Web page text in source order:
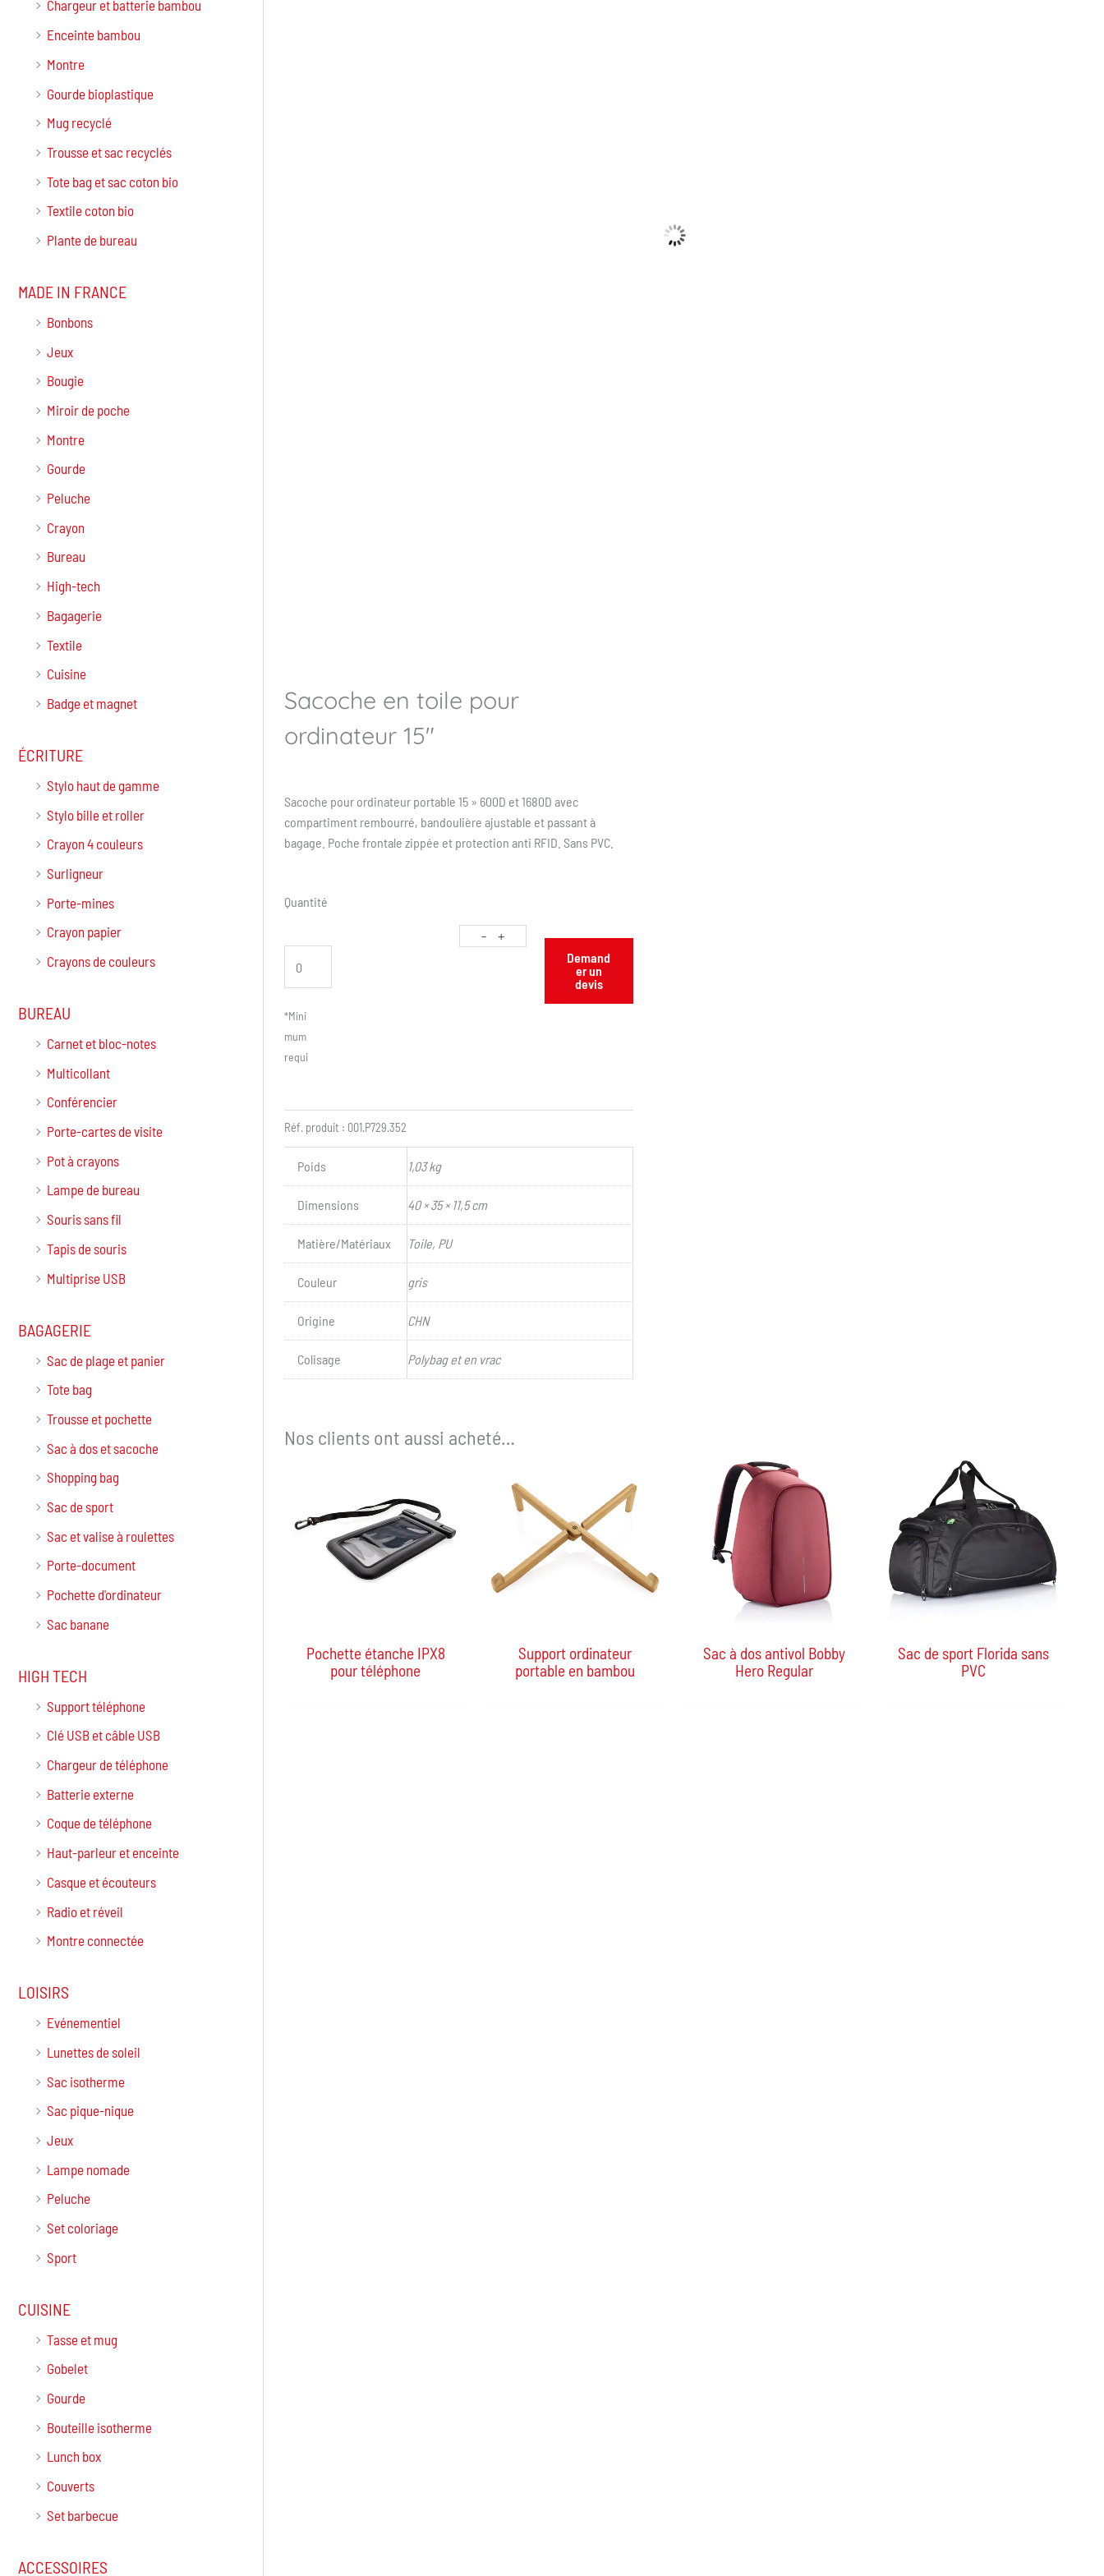
Chargeur et batterie bambou
Enceinte bambou
Montre
Gourde bioplastique
Mug recyclé
Trousse et sac recyclés
Tote bag et sac coton bio
Textile coton bio
Plante de bureau
MADE IN FRANCE
Bonbons
Jeux
Bougie
Miroir de poche
Montre
Gourde
Peluche
Crayon
Bureau
High-tech
Bagagerie
Textile
Cuisine
Badge et magnet
ÉCRITURE
Stylo haut de gamme
Stylo bille et roller
Crayon 4 couleurs
Surligneur
Porte-mines
Crayon papier
Crayons de couleurs
BUREAU
Carnet et bloc-notes
Multicollant
Conférencier
Porte-cartes de visite
Pot à crayons
Lampe de bureau
Souris sans fil
Tapis de souris
Multiprise USB
BAGAGERIE
Sac de plage et panier
Tote bag
Trousse et pochette
Sac à dos et sacoche
Shopping bag
Sac de sport
Sac et valise à roulettes
Porte-document
Pochette d'ordinateur
Sac banane
HIGH TECH
Support téléphone
Clé USB et câble USB
Chargeur de téléphone
Batterie externe
Coque de téléphone
Haut-parleur et enceinte
Casque et écouteurs
Radio et réveil
Montre connectée
LOISIRS
Evénementiel
Lunettes de soleil
Sac isotherme
Sac pique-nique
Jeux
Lampe nomade
Peluche
Set coloriage
Sport
CUISINE
Tasse et mug
Gobelet
Gourde
Bouteille isotherme
Lunch box
Couverts
Set barbecue
ACCESSOIRES
Sacoche en toile pour
ordinateur 15″
Sacoche pour ordinateur portable 15 » 600D et 1680D avec
compartiment rembourré, bandoulière ajustable et passant à
bagage. Poche frontale zippée et protection anti RFID. Sans PVC.
Quantité
*Mini
mum
requi
- +
Demand
er un
devis
Réf. produit : 001.P729.352
Poids 1,03 kg
Dimensions 40 × 35 × 11,5 cm
Matière/Matériaux Toile, PU
Couleur gris
Origine CHN
Colisage Polybag et en vrac
Nos clients ont aussi acheté…
Pochette étanche IPX8
pour téléphone
Support ordinateur
portable en bambou
Sac à dos antivol Bobby
Hero Regular
Sac de sport Florida sans
PVC